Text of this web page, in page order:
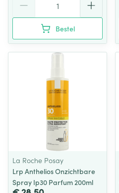
Bestel
La Roche Posay
Lrp Anthelios Onzichtbare
Spray Ip30 Parfum 200ml